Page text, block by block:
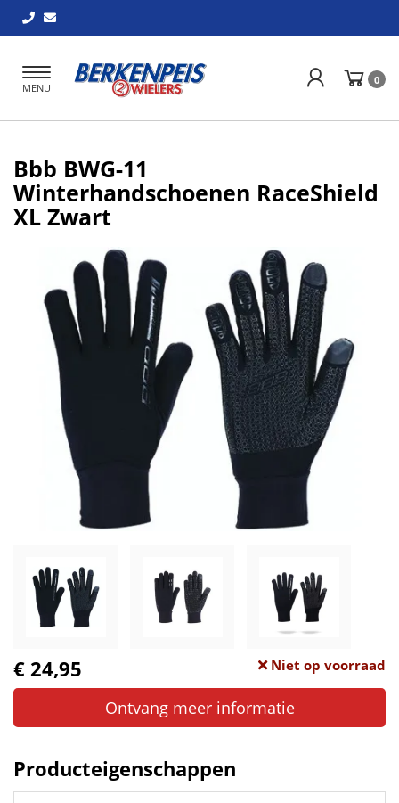
Toggle
navigation
MENU
0
Bbb BWG-11
Winterhandschoenen RaceShield
XL Zwart
€ 24,95 Niet op voorraad
Ontvang meer informatie
Producteigenschappen